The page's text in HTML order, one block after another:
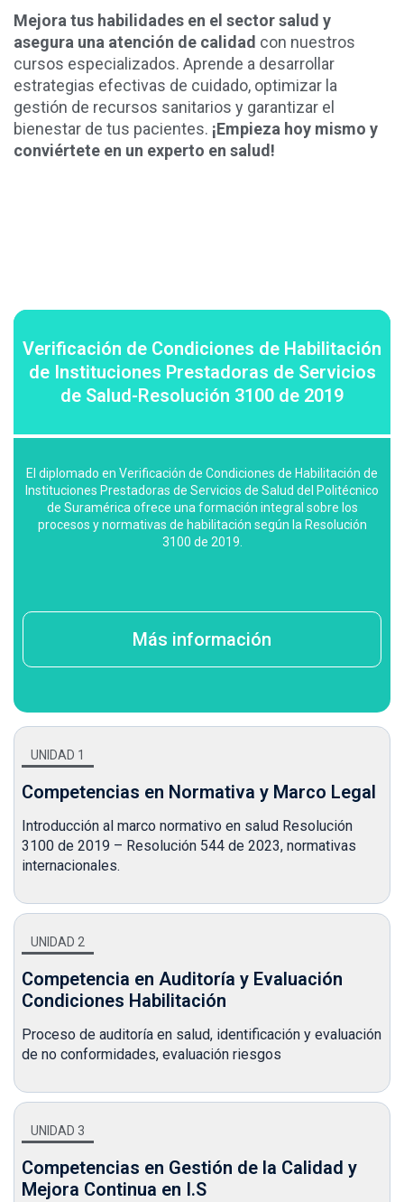
Mejora tus habilidades en el sector salud y
asegura una atención de calidad con nuestros
cursos especializados. Aprende a desarrollar
estrategias efectivas de cuidado, optimizar la
gestión de recursos sanitarios y garantizar el
bienestar de tus pacientes. ¡Empieza hoy mismo y
conviértete en un experto en salud!
Verificación de Condiciones de Habilitación
de Instituciones Prestadoras de Servicios
de Salud-Resolución 3100 de 2019
El diplomado en Verificación de Condiciones de Habilitación de
Instituciones Prestadoras de Servicios de Salud del Politécnico
de Suramérica ofrece una formación integral sobre los
procesos y normativas de habilitación según la Resolución
3100 de 2019.
Más información
UNIDAD 1
Competencias en Normativa y Marco Legal
Introducción al marco normativo en salud Resolución
3100 de 2019 – Resolución 544 de 2023, normativas
internacionales.
UNIDAD 2
Competencia en Auditoría y Evaluación
Condiciones Habilitación
Proceso de auditoría en salud, identificación y evaluación
de no conformidades, evaluación riesgos
UNIDAD 3
Competencias en Gestión de la Calidad y
Mejora Continua en I.S